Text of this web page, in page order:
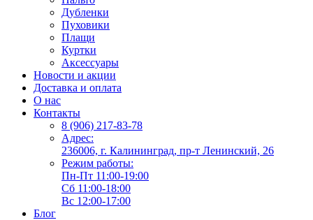
Дубленки
Пуховики
Плащи
Куртки
Аксессуары
Новости и акции
Доставка и оплата
О нас
Контакты
8 (906) 217-83-78
Адрес:
236006, г. Калининград, пр-т Ленинский, 26
Режим работы:
Пн-Пт 11:00-19:00
Сб 11:00-18:00
Вс 12:00-17:00
Блог